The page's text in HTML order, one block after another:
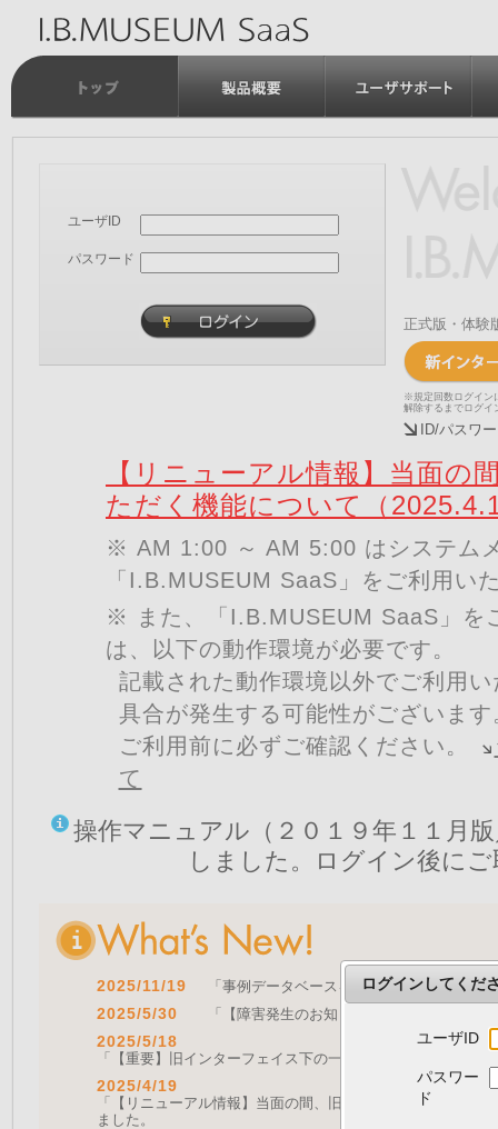
ユーザID
パスワード
正式版・体験
※規定回数ログイン
解除するまでログイ
ID/パスワ
【リニューアル情報】当面の
ただく機能について（
※ AM 1:00 ～ AM 5:00 はシステム
「I.B.MUSEUM SaaS」をご利用い
※ また、「I.B.MUSEUM SaaS」を
は、以下の動作環境が必要です。
記載された動作環境以外でご利用
具合が発生する可能性がございます
ご利用前に必ずご確認ください。
て
操作マニュアル（２０１９年１１月
しました。ログイン後に
2025/11/19 「事例データベースを公開しました」 をア
2025/5/30 「【障害発生のお知らせ｜復旧済み】Web
2025/5/18
「【重要】旧インターフェイス下の一部機能の停止につい
2025/4/19
「【リニューアル情報】当面の間、旧画面をご利用いただ
ました。
ログインしてくだ
ユーザID
パスワー
ド